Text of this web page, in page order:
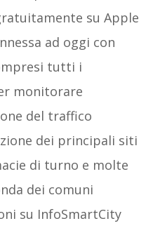
su Apple
ad oggi con
tutti i
monitorare
del traffico
dei principali siti
di turno e molte
dei comuni
su InfoSmartCity